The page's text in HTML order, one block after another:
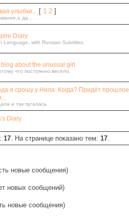
улыбки... [ 1 2 ]
да...
Diary
Language, with Russian Subtitles.
about the unusual girl
что постоянно весело.
я срошу у Нила: Когда? Придёт прошлое
и так пугалась
Diary
17. На странице показано тем: 17.
новые сообщения)
новых сообщений)
новые сообщения)